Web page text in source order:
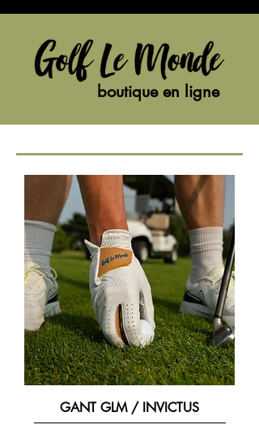
boutique en ligne
GANT GLM / INVICTUS